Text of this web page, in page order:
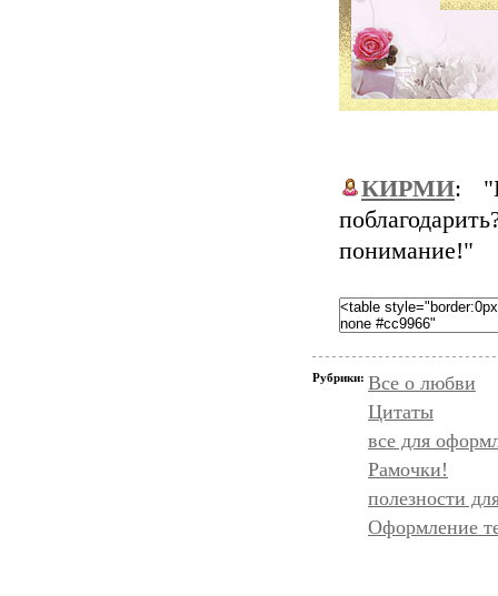
КИРМИ:
понимание!"
Рубрики: Все о любви
Цитаты
все для
Рамочки!
полезности
Оформление